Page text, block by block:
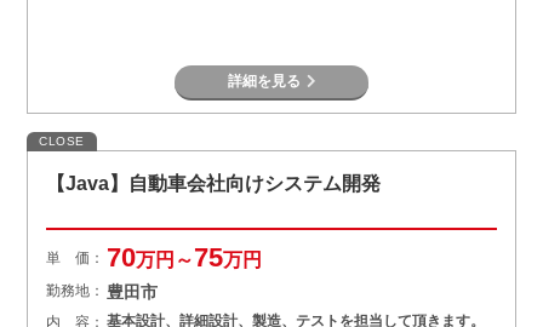
詳細を見る
CLOSE
【Java】自動車会社向けシステム開発
単 価： 70万円～75万円
勤務地： 豊田市
内 容： 基本設計、詳細設計、製造、テストを担当して頂きます。